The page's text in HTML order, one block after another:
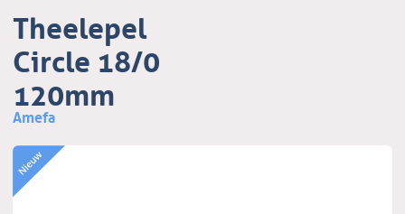
Theelepel
Circle 18/0
120mm
Amefa